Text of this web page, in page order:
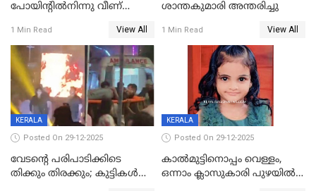
പോയിന്റിൽനിന്നു വീണ്
1 Min Read View All
ശാന്തകുമാരി അന്തരിച്ചു
1 Min Read View All
KERALA
Posted On 29-12-2025
വേടന്റെ പരിപാടിക്കിടെ
തിക്കും തിരക്കും; കുട്ടികള്‍
KERALA
Posted On 29-12-2025
കാൽമുട്ടിനൊപ്പം വെള്ളം,
ഒന്നാം ക്ലാസുകാരി പുഴയിൽ